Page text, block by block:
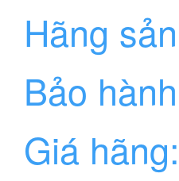
Hãng
Bảo
Giá hãng: